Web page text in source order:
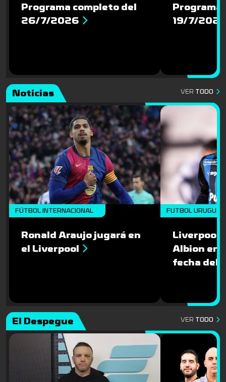
Programa completo del
26/7/2026
Programa
19/7/
Noticias VER TODO
FÚTBOL INTERNACIONAL
Ronald Araujo jugará en
el Liverpool
FUTBOL
Liverpool
Albion en
fecha del
El Despegue VER TODO